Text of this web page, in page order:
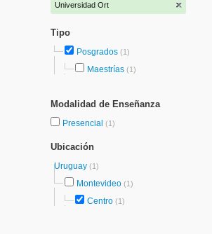
Universidad Ort
Tipo
Posgrados (1)
Maestrías (1)
Modalidad de Enseñanza
Presencial (1)
Ubicación
Uruguay (1)
Montevideo (1)
Centro (1)